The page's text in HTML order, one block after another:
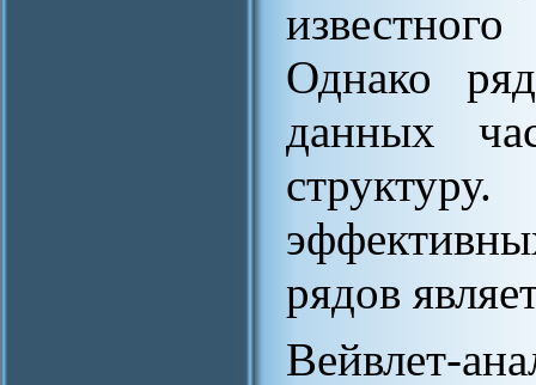
Однако
данных
рядов
Вейвлет-